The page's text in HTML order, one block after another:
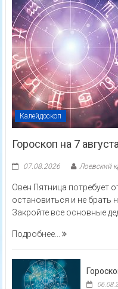
Калейдоскоп
Гороскоп на 7
07.08.2026 Лоевский
Овен Пятница потребует
остановиться и не брать
Закройте все основные
Подробнее...